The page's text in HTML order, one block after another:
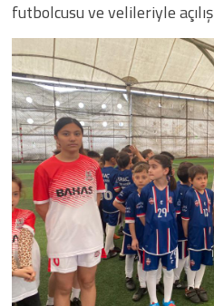
futbolcusu ve velileriyle